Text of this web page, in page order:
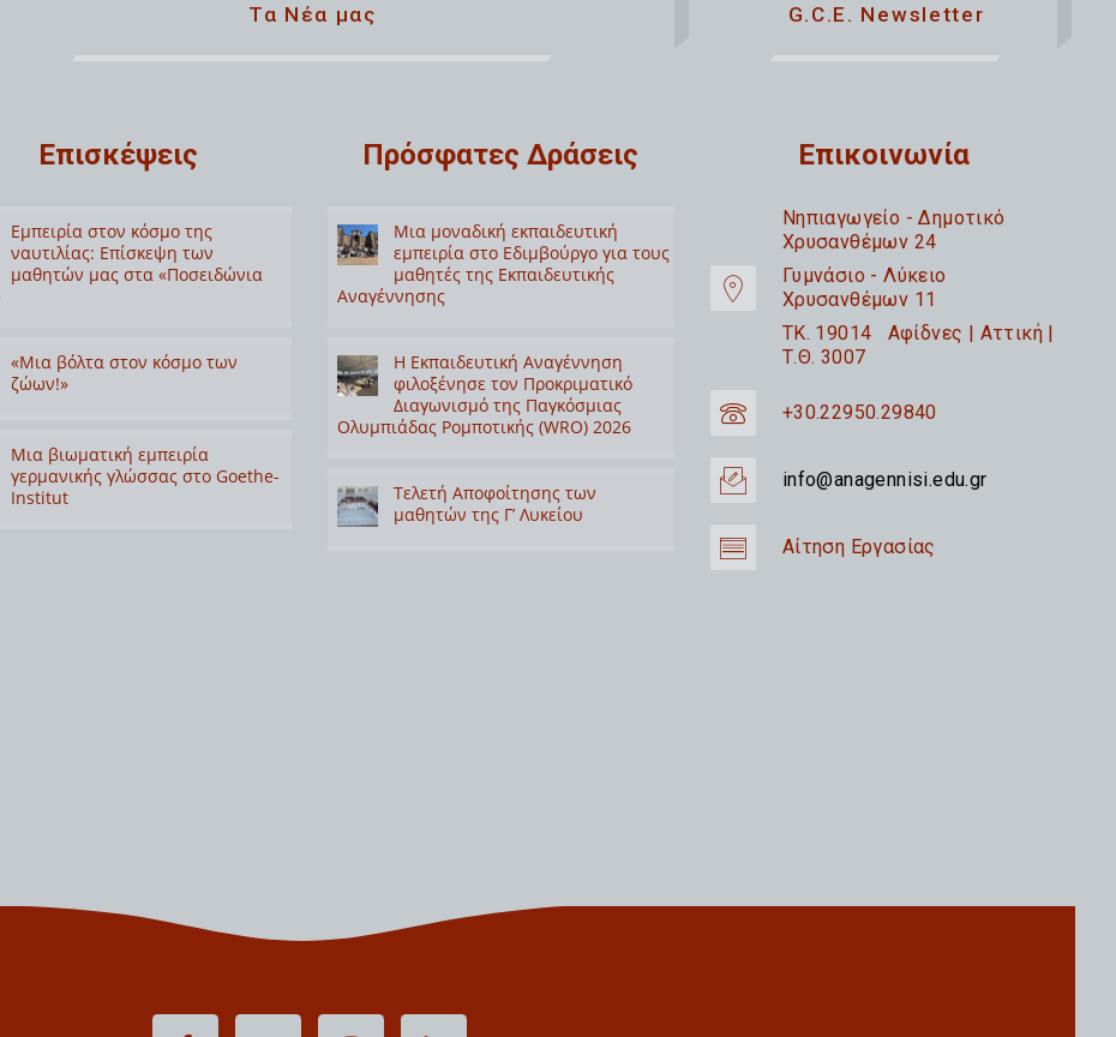
Τα Νέα μας G.C.E. Newsletter
Επισκέψεις
Εμπειρία στον κόσμο της
ναυτιλίας: Επίσκεψη των
μαθητών μας στα «Ποσειδώνια
«Μια βόλτα στον κόσμο των
ζώων!»
Μια βιωματική εμπειρία
γερμανικής γλώσσας στο Goethe-
Institut
Πρόσφατες Δράσεις
Μια μοναδική εκπαιδευτική
εμπειρία στο Εδιμβούργο για τους
μαθητές της Εκπαιδευτικής
Αναγέννησης
Η Εκπαιδευτική Αναγέννηση
φιλοξένησε τον Προκριματικό
Διαγωνισμό της Παγκόσμιας
Ολυμπιάδας Ρομποτικής (WRO) 2026
Τελετή Αποφοίτησης των
μαθητών της Γ’ Λυκείου
Επικοινωνία
Nηπιαγωγείο - Δημοτικό
Χρυσανθέμων 24
Γυμνάσιο - Λύκειο
Χρυσανθέμων 11
TK. 19014 Αφίδνες | Αττική |
Τ.Θ. 3007
+30.22950.29840
info@anagennisi.edu.gr
Αίτηση Εργασίας